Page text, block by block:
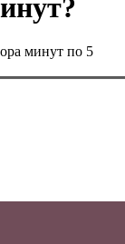
минут по 5